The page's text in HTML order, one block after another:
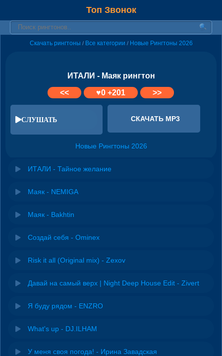
Топ Звонок
Скачать рингтоны / Все категории / Новые Рингтоны 2026
ИТАЛИ - Маяк рингтон
<<
♥0+201 >>
СЛУШАТЬ СКАЧАТЬ MP3
Новые Рингтоны 2026
ИТАЛИ - Тайное желание
Маяк - NEMIGA
Маяк - Bakhtin
Создай себя - Ominex
Risk it all (Original mix) - Zexov
Давай на самый верх | Night Deep House Edit - Zivert
Я буду рядом - ENZRO
What's up - DJ.ILHAM
У меня своя погода! - Ирина Завадская